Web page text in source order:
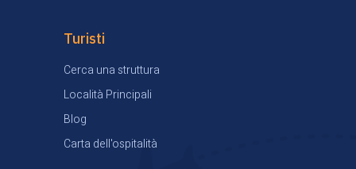
Turisti
Cerca una struttura
Località Principali
Blog
Carta dell'ospitalità